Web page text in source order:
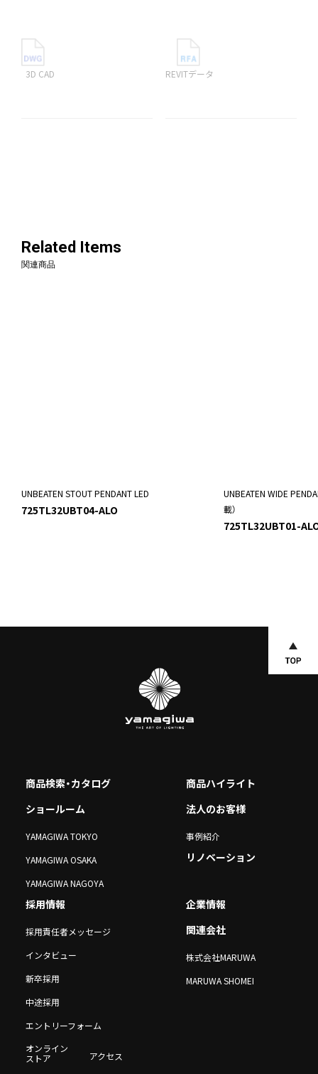
3D CAD REVITデータ
Related Items
関連商品
UNBEATEN STOUT PENDANT LED
725TL32UBT04-ALO
UNBEATEN WIDE
載）
725TL32UBT01-
商品検索・カタログ
商品ハイライト
ショールーム
YAMAGIWA TOKYO
YAMAGIWA OSAKA
YAMAGIWA NAGOYA
法人のお客様
事例紹介
リノベーション
採用情報
採用責任者メッセージ
インタビュー
新卒採用
中途採用
エントリーフォーム
企業情報
関連会社
株式会社MARUWA
MARUWA SHOMEI
オンライン
ストア
アクセス